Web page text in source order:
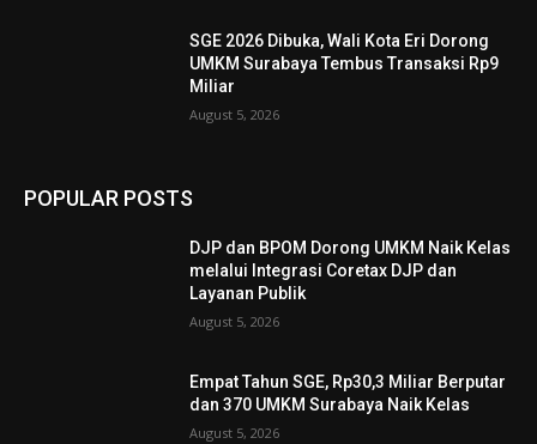
SGE 2026 Dibuka, Wali Kota Eri Dorong
UMKM Surabaya Tembus Transaksi Rp9
Miliar
August 5, 2026
POPULAR POSTS
DJP dan BPOM Dorong UMKM Naik Kelas
melalui Integrasi Coretax DJP dan
Layanan Publik
August 5, 2026
Empat Tahun SGE, Rp30,3 Miliar Berputar
dan 370 UMKM Surabaya Naik Kelas
August 5, 2026